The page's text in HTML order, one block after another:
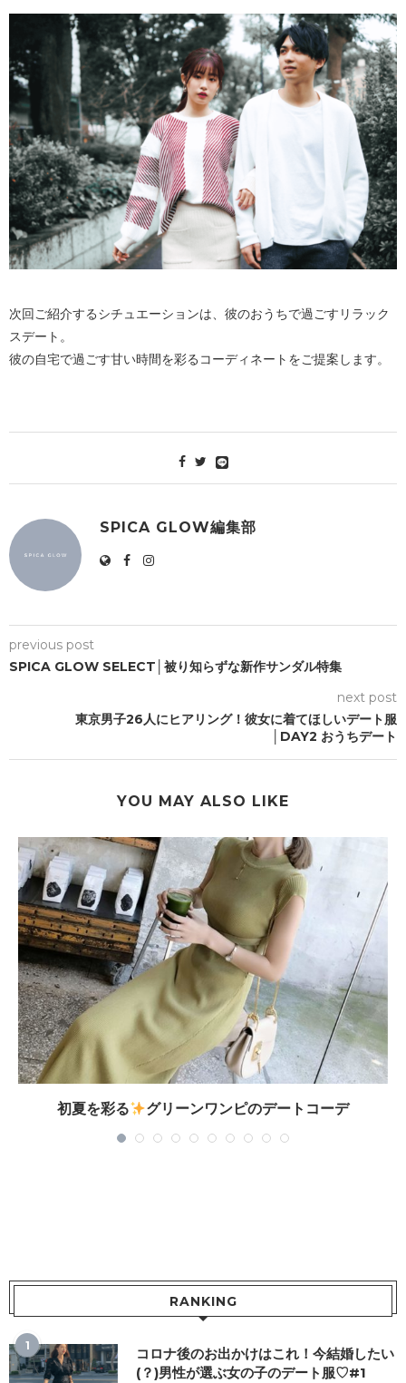
次回ご紹介するシチュエーションは、彼のおうちで過ごすリラック
スデート。
彼の自宅で過ごす甘い時間を彩るコーディネートをご提案します。
SPICA GLOW編集部
previous post
SPICA GLOW SELECT│被り知らずな新作サンダル特集
next post
東京男子26人にヒアリング！彼女に着てほしいデート服
│DAY2 おうちデート
YOU MAY ALSO LIKE
初夏を彩る グリーンワンピのデートコーデ
RANKING
1
コロナ後のお出かけはこれ！今結婚したい
(？)男性が選ぶ女の子のデート服♡#1